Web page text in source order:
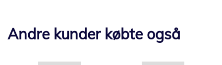
Andre kunder købte også